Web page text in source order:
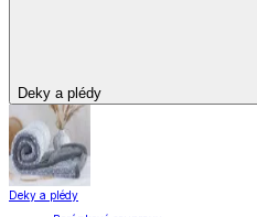
Deky a plédy
Deky a plédy